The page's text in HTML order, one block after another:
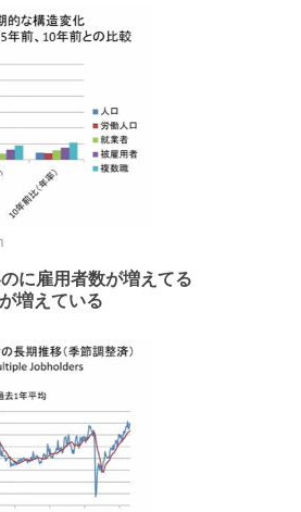
に雇用者数が増えてる
増えている